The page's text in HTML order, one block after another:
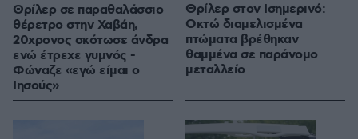
Θρίλερ σε παραθαλάσσιο
θέρετρο στην Χαβάη,
20χρονος σκότωσε άνδρα
ενώ έτρεχε γυμνός -
Φώναζε «εγώ είμαι ο
Ιησούς»
Θρίλερ στον Ισημερινό:
Οκτώ διαμελισμένα
πτώματα βρέθηκαν
θαμμένα σε παράνομο
μεταλλείο